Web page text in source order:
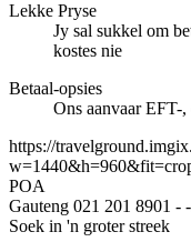
Lekke Pryse
Jy sal sukkel om
kostes nie
Betaal-opsies
Ons aanvaar EFT-
https://
POA
Gauteng 021 201 8901 -
Soek in 'n groter streek